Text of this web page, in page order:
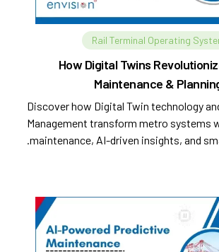
Rail Terminal Operating
How Digital Twins
Maintenance &
Discover how Digital Twin technology
Management transform metro systems
maintenance, AI-driven insights, and